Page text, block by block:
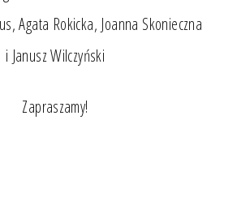
Agata Rokicka, Joanna Skonieczna
i Janusz Wilczyński
Zapraszamy!